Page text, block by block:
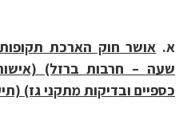
א. אושר חוק הארכת
שעה – חרבות ברזל)
כספיים ובדיקות מתקני גז)